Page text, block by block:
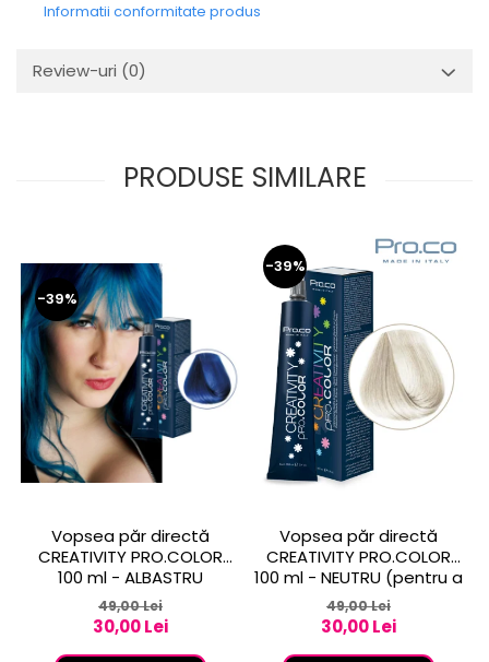
Informatii conformitate produs
Review-uri (0)
PRODUSE SIMILARE
-39%
Vopsea păr directă
CREATIVITY PRO.COLOR
100 ml - ALBASTRU
49,00 Lei
30,00 Lei
-39%
Vopsea păr directă
CREATIVITY PRO.COLOR
100 ml - NEUTRU (pentru a
obtine culori pastelate in
combinatie cu celelalte
culori CREATIVITY)
49,00 Lei
30,00 Lei